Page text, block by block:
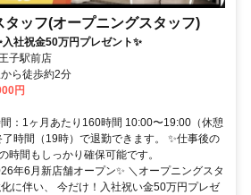
タッフ(オープニングスタッフ)
社祝金50万円プレゼント✨
子駅前店
ら徒歩約2分
円
：1ヶ月あたり160時間 10:00〜19:00（休憩
時間（19時）で退勤できます。 ✨仕事後の
時間もしっかり確保可能です。
年6月新店舗オープン✨ ＼オープニングスタ
に伴い、 今だけ！入社祝い金50万円プレゼ